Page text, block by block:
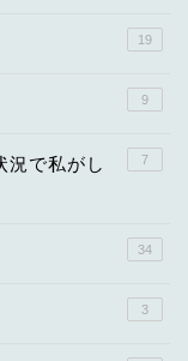
19
9
況で私がし
7
34
3